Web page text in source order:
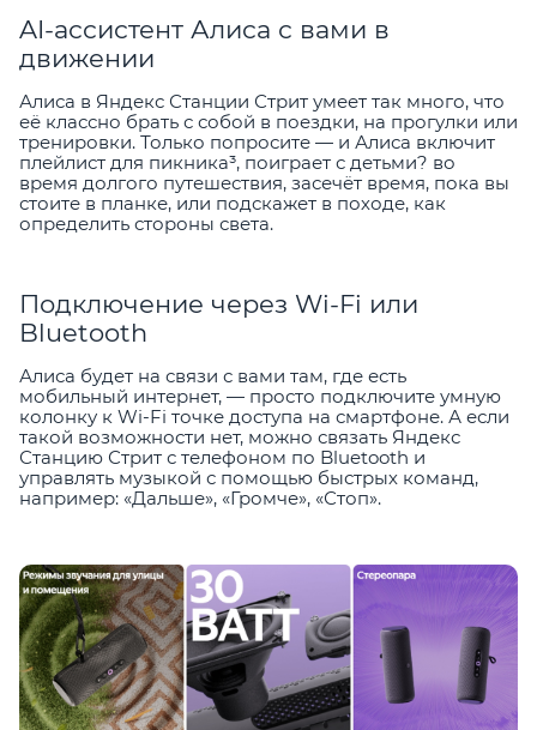
AI-ассистент Алиса с вами в
движении
Алиса в Яндекс Станции Стрит умеет так много, что
её классно брать с собой в поездки, на прогулки или
тренировки. Только попросите — и Алиса включит
плейлист для пикника³, поиграет с детьми? во
время долгого путешествия, засечёт время, пока вы
стоите в планке, или подскажет в походе, как
определить стороны света.
Подключение через Wi-Fi или
Bluetooth
Алиса будет на связи с вами там, где есть
мобильный интернет, — просто подключите умную
колонку к Wi-Fi точке доступа на смартфоне. А если
такой возможности нет, можно связать Яндекс
Станцию Стрит с телефоном по Bluetooth и
управлять музыкой с помощью быстрых команд,
например: «Дальше», «Громче», «Стоп».